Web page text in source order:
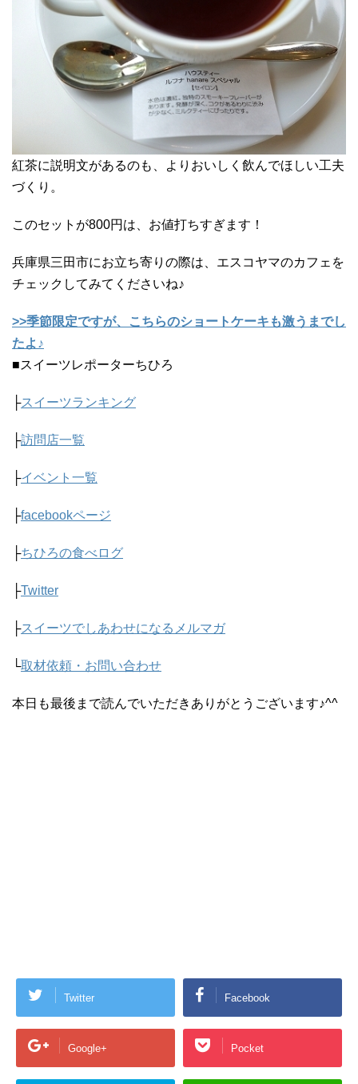
紅茶に説明文があるのも、よりおいしく飲んでほしい工夫
づくり。
このセットが800円は、お値打ちすぎます！
兵庫県三田市にお立ち寄りの際は、エスコヤマのカフェを
チェックしてみてくださいね♪
>>季節限定ですが、こちらのショートケーキも激うまでし
たよ♪
■スイーツレポーターちひろ
├スイーツランキング
├訪問店一覧
├イベント一覧
├facebookページ
├ちひろの食べログ
├Twitter
├スイーツでしあわせになるメルマガ
└取材依頼・お問い合わせ
本日も最後まで読んでいただきありがとうございます♪^^
Twitter Facebook
Google+ Pocket